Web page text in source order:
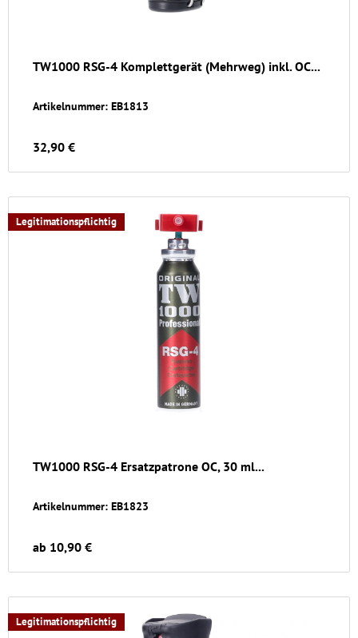
TW1000 RSG-4 Komplettgerät (Mehrweg) inkl. OC...
Artikelnummer: EB1813
32,90 €
Legitimationspflichtig
TW1000 RSG-4 Ersatzpatrone OC, 30 ml...
Artikelnummer: EB1823
ab 10,90 €
Legitimationspflichtig